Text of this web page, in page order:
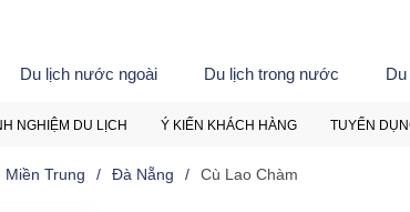
Du lịch nước ngoài Du lịch trong nước
NGHIỆM DU LỊCH Ý KIẾN KHÁCH HÀNG TUYỂN
Miền Trung Đà Nẵng Cù Lao Chàm